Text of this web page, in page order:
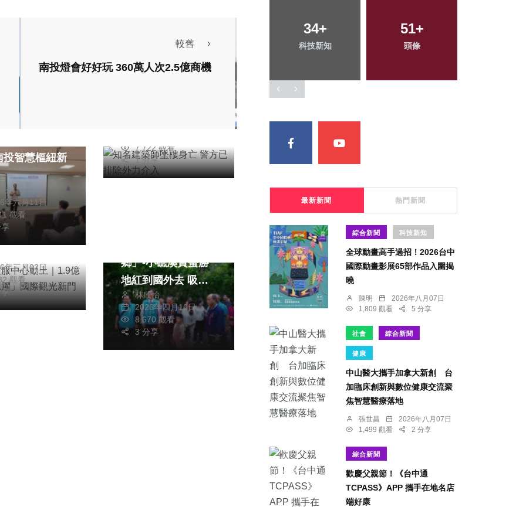
較舊
南投燈會好好玩 360萬人次2.5億商機
投智慧樞紐新
枝
年六月11日
觀看
社會
7,722 觀看
1 分享
旅服中心動土
元打造「鯨
年三月02日
觀看
鄉」-小礁溪賞螢勝
地紅到國外去 吸引
香港及日本等國遊客
到訪
林欣怡
2026年四月16日
8,670 觀看
3 分享
34+
科技新知
51+
頭條
212+
健康
717+
綜合新聞
最新新聞 熱門新聞
綜合新聞 科技新知
全球動畫高手過招！2026台中
國際動畫影展65部作品入圍揭
曉
陳明
2026年八月07日
1,809 觀看
5 分享
社會 綜合新聞
健康
中山醫大攜手加拿大新創 台
加臨床創新與數位健康交流聚
焦智慧醫療落地
張世昌
2026年八月07日
1,499 觀看
2 分享
綜合新聞
歡慶父親節！《台中通
TCPASS》APP 攜手在地名店
端好康